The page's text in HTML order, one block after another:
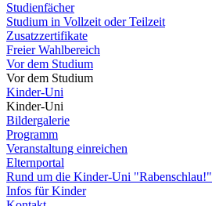
Studienfächer
Studium in Vollzeit oder Teilzeit
Zusatzzertifikate
Freier Wahlbereich
Vor dem Studium
Vor dem Studium
Kinder-Uni
Kinder-Uni
Bildergalerie
Programm
Veranstaltung einreichen
Elternportal
Rund um die Kinder-Uni "Rabenschlau!"
Infos für Kinder